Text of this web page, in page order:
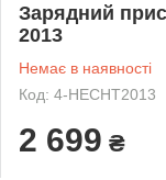
Зарядний
2013
Немає в наявності
Код: 4-HECHT2013
2 699 ₴